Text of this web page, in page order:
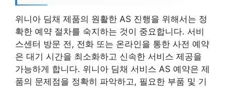
위니아 딤채 제품의 원활한 AS 진행을 위해서는 정
확한 예약 절차를 숙지하는 것이 중요합니다. 서비
스센터 방문 전, 전화 또는 온라인을 통한 사전 예약
은 대기 시간을 최소화하고 신속한 서비스 제공을
가능하게 합니다. 위니아 딤채 서비스 AS 예약은 제
품의 문제점을 정확히 파악하고, 필요한 부품 및 기